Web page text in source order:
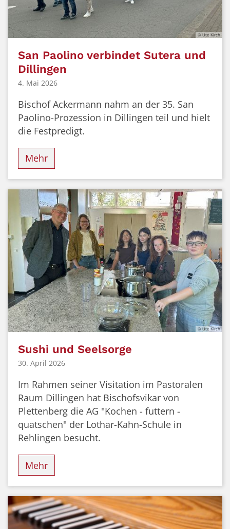
© Ute Kirch
San Paolino verbindet Sutera und
Dillingen
4. Mai 2026
Bischof Ackermann nahm an der 35. San
Paolino-Prozession in Dillingen teil und hielt
die Festpredigt.
Mehr
© Ute Kirch
Sushi und Seelsorge
30. April 2026
Im Rahmen seiner Visitation im Pastoralen
Raum Dillingen hat Bischofsvikar von
Plettenberg die AG "Kochen - futtern -
quatschen" der Lothar-Kahn-Schule in
Rehlingen besucht.
Mehr